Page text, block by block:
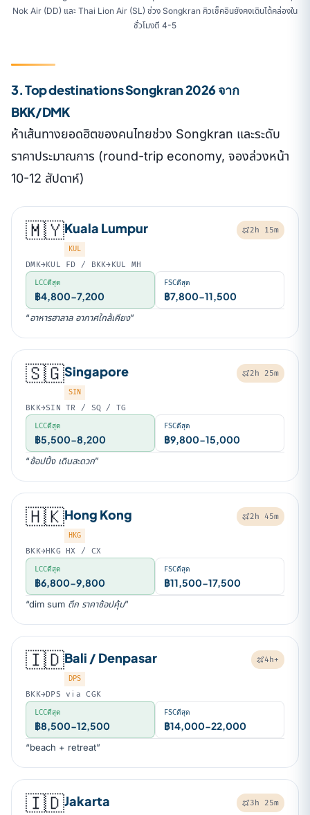
Nok Air (DD) และ Thai Lion Air (SL) ช่วง Songkran คิวเช็คอินยังคงเดินได้คล่องใน
ชั่วโมงตี 4-5
3. Top destinations Songkran 2026 จาก
BKK/DMK
ห้าเส้นทางยอดฮิตของคนไทยช่วง Songkran และระดับ
ราคาประมาณการ (round-trip economy, จองล่วงหน้า
10-12 สัปดาห์)
🇲🇾Kuala Lumpur
KUL
2h 15m
DMK→KUL FD / BKK→KUL MH
LCCดีสุด
฿4,800-7,200
FSCดีสุด
฿7,800-11,500
“อาหารฮาลาล อากาศใกล้เคียง”
🇸🇬Singapore
SIN
2h 25m
BKK→SIN TR / SQ / TG
LCCดีสุด
฿5,500-8,200
FSCดีสุด
฿9,800-15,000
“ช้อปปิ้ง เดินสะดวก”
🇭🇰Hong Kong
HKG
2h 45m
BKK→HKG HX / CX
LCCดีสุด
฿6,800-9,800
FSCดีสุด
฿11,500-17,500
“dim sum ตึก ราคาช้อปคุ้ม”
🇮🇩Bali / Denpasar
DPS
4h+
BKK→DPS via CGK
LCCดีสุด
฿8,500-12,500
FSCดีสุด
฿14,000-22,000
“beach + retreat”
🇮🇩Jakarta 3h 25m